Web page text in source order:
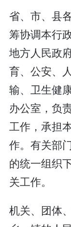
省、市、县
筹协调本行
地方人民政
育、公安、
输、卫生健
办公室，负
工作，承担
作。有关部
的统一组织
关工作。
机关、团体